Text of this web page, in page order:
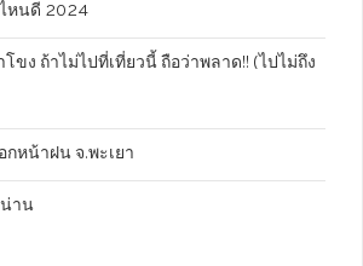
หนดี 2024
ขง ถ้าไม่ไปที่เที่ยวนี้ ถือว่าพลาด!! (ไปไม่ถึง
กหน้าฝน จ.พะเยา
าน